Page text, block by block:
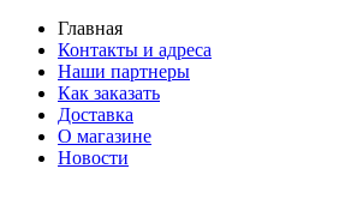
Главная
Контакты и адреса
Наши партнеры
Как заказать
Доставка
О магазине
Новости